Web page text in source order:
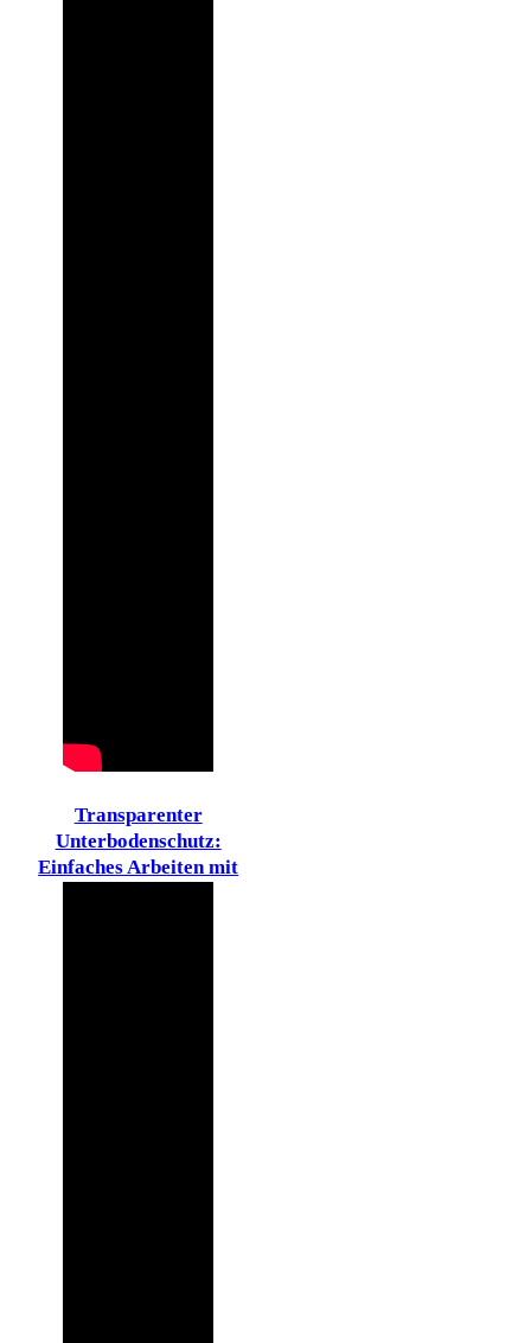
Transparenter
Unterbodenschutz:
Einfaches Arbeiten mit